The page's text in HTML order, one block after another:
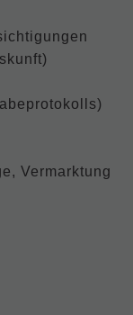
Vermarktung